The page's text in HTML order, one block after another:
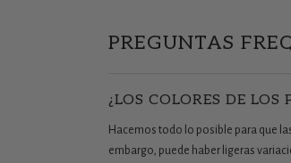
PREGUNTAS
¿LOS COLORES DE
Hacemos todo lo posible para que
embargo, puede haber ligeras